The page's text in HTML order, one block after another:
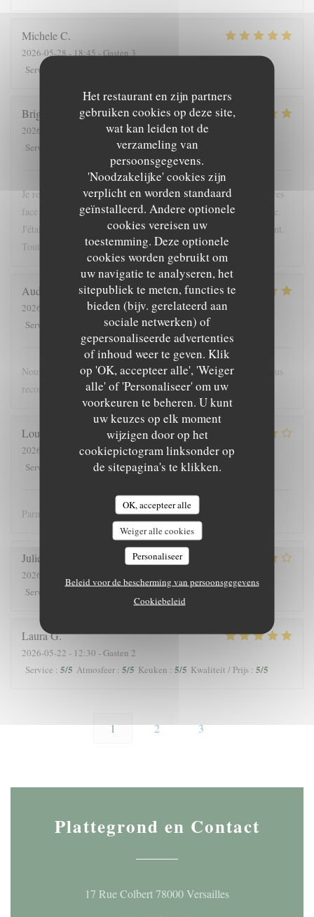
Het restaurant en zijn partners
gebruiken cookies op deze site,
wat kan leiden tot de
verzameling van
persoonsgegevens.
'Noodzakelijke' cookies zijn
verplicht en worden standaard
geïnstalleerd. Andere optionele
cookies vereisen uw
toestemming. Deze optionele
cookies worden gebruikt om
uw navigatie te analyseren, het
sitepubliek te meten, functies te
bieden (bijv. gerelateerd aan
sociale netwerken) of
gepersonaliseerde advertenties
of inhoud weer te geven. Klik
op 'OK, accepteer alle', 'Weiger
alle' of 'Personaliseer' om uw
voorkeuren te beheren. U kunt
uw keuzes op elk moment
wijzigen door op het
cookiepictogram linksonder op
de sitepagina's te klikken.
OK, accepteer alle
Weiger alle cookies
Personaliseer
Beleid voor de bescherming van persoonsgegevens
Cookiebeleid
MicheleC
2026-05-28- 18:45 - Gasten 3
Service
Brigitte
2026-04-24
- 12:15 - Gasten 2
Service
:5/5 Keuken:5 /5 Kwaliteit / Prijs
Je recommande cette adresse; très bien située, à l'ombre des arbres
face à l'entrée du chateau. La proposition du jour était excellente.
J'étais accompagnée d'une enfant; elle a été servie très rapidement.
Tout était bon. La crêpe dessert du jour originale
Audrey
2026-05-16
- 19:45 - Gasten 4
Service
Atmosfeer:5/5 Keuken:5/5 Kwaliteit / Prijs
Nous nous sommes régalés, joli restaurant, bonne ambiance. Nous
recommandons !
Louis
2026-05-25
- 12:30 - Gasten 3
Service
Atmosfeer:5/5 Keuken :5 /5 Kwaliteit / Prijs
Parmis les meilleures crèpes de Versailles!
Julieb
2026-05-24
Service
5/5 5/5 : 5/5 Kwaliteit / Prijs 5
LauraG
2026-05-22 - 12:30 - Gasten 2
Service : 5/5 Atmosfeer : 5/5 Keuken : 5/5 Kwaliteit / Prijs : 5/5
1 2 3
Plattegrond en Contact
17 Rue Colbert 78000 Versailles((opent in een